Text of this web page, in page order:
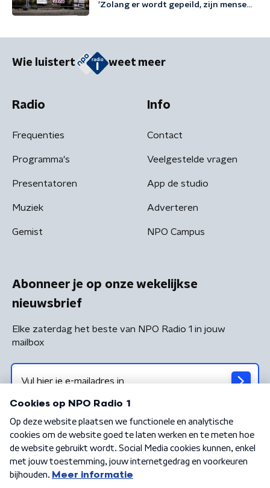
'Zolang er wordt gepeild, zijn mensen
Wie luistert weet meer
Radio
Frequenties
Programma's
Presentatoren
Muziek
Gemist
Info
Contact
Veelgestelde vragen
App de studio
Adverteren
NPO Campus
Abonneer je op onze wekelijkse
nieuwsbrief
Elke zaterdag het beste van NPO Radio 1 in jouw
mailbox
Algemene voorwaarden